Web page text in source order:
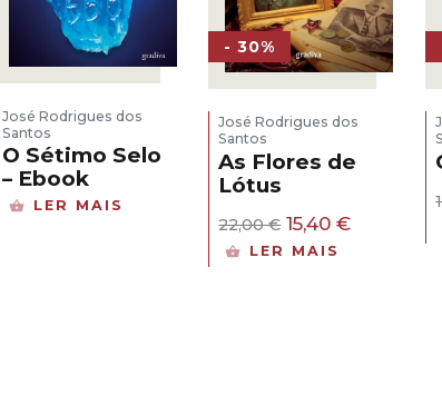
José Rodrigues dos
Santos
O Sétimo Selo
– Ebook
LER MAIS
- 30%
José Rodrigues dos
Santos
As Flores de
Lótus
22,00€ O
preço
15,40€O
LER MAIS